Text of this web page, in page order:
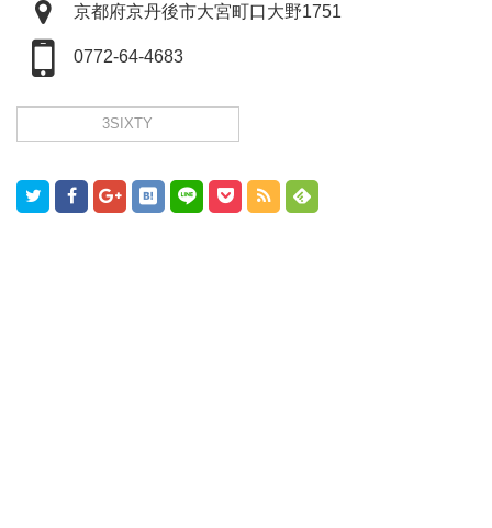
京都府京丹後市大宮町口大野1751
0772-64-4683
3SIXTY